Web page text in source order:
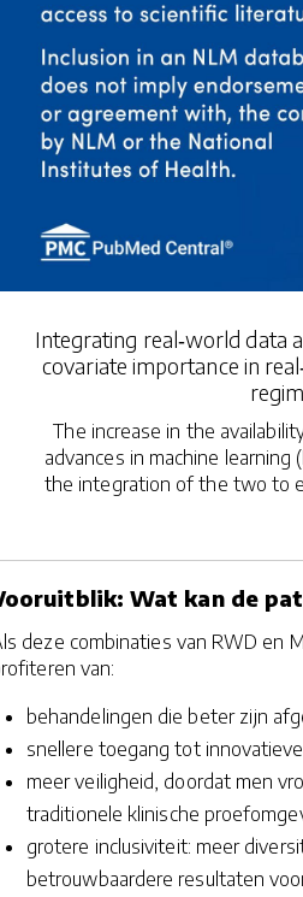
Integrating real‐world data
covariate importance in
The increase in the
advances in machine
the integration of the two to
Wat kan de
deze combinaties van RWD en
van:
behandelingen die beter zijn
snellere toegang tot
meer veiligheid, doordat men
traditionele klinische
grotere inclusiviteit: meer
betrouwbaardere resultaten